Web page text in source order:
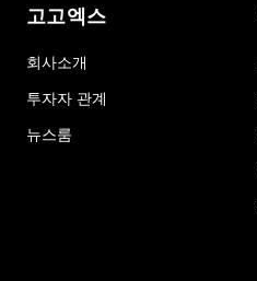
고고엑스
회사소개
투자자 관계
뉴스룸